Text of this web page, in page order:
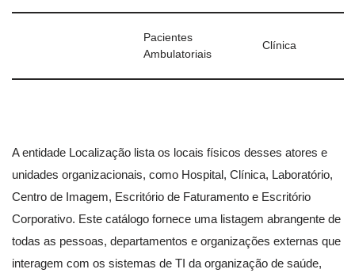
Pacientes
Ambulatoriais
Clínica
A entidade Localização lista os locais físicos desses atores e
unidades organizacionais, como Hospital, Clínica, Laboratório,
Centro de Imagem, Escritório de Faturamento e Escritório
Corporativo. Este catálogo fornece uma listagem abrangente de
todas as pessoas, departamentos e organizações externas que
interagem com os sistemas de TI da organização de saúde,